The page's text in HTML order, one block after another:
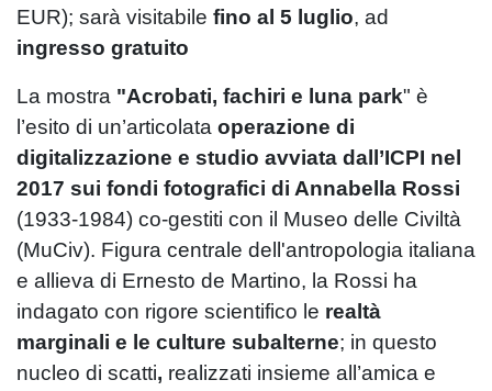
EUR); sarà visitabile fino al 5 luglio, ad
ingresso gratuito
La mostra "Acrobati, fachiri e luna park" è
l’esito di un’articolata operazione di
digitalizzazione e studio avviata dall’ICPI nel
2017 sui fondi fotografici di Annabella Rossi
(1933-1984) co-gestiti con il Museo delle Civiltà
(MuCiv). Figura centrale dell'antropologia italiana
e allieva di Ernesto de Martino, la Rossi ha
indagato con rigore scientifico le realtà
marginali e le culture subalterne; in questo
nucleo di scatti, realizzati insieme all’amica e